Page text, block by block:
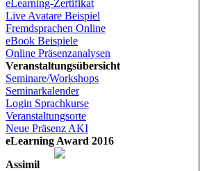
eLearning-Zertifikat
Live Avatare Beispiel
Fremdsprachen Online
eBook Beispiele
Online Präsenzanalysen
Veranstaltungsübersicht
Seminare/Workshops
Seminarkalender
Login Sprachkurse
Veranstaltungsorte
Neue Präsenz AKI
eLearning Award 2016
Assimil